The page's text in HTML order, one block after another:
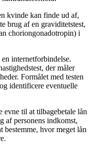
kvinde kan finde ud af,
brug af en graviditetstest,
choriongonadotropin) i
internetforbindelse.
der måler
Formålet med testen
identificere eventuelle
evne til at tilbagebetale lån
af personens indkomst,
hvor meget lån